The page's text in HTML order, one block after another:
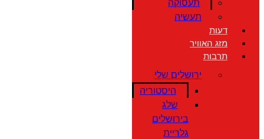
תעסוקה
תעשיה
דעות
מזג האוויר
תרבות
ירושלים שלי
היסטוריה
שלג
בירושלים
גלריית